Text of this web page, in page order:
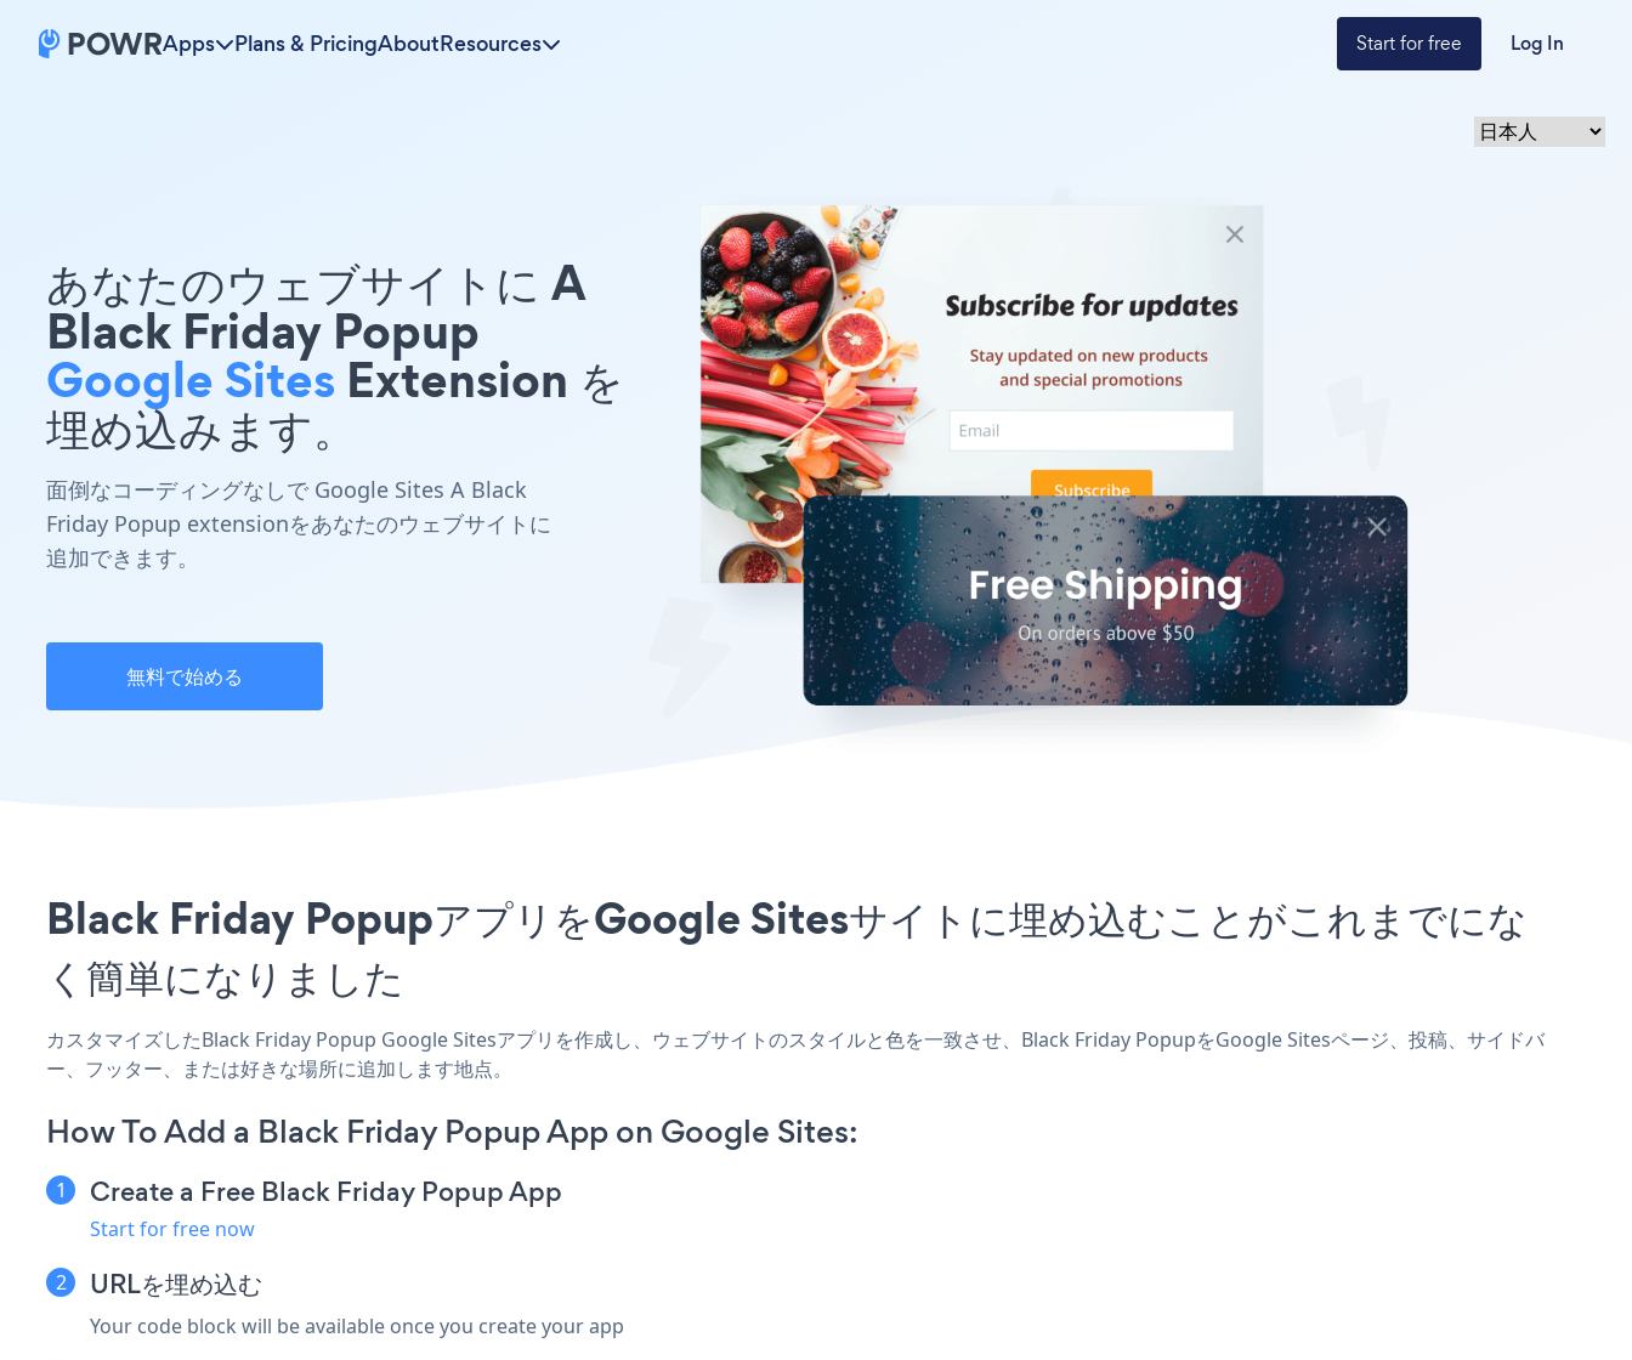
Apps Plans & PricingAboutResources Start for free Log In
あなたのウェブサイトに A
Black Friday Popup
Google Sites Extension を
埋め込みます。
面倒なコーディングなしで Google Sites A Black
Friday Popup extensionをあなたのウェブサイトに
追加できます。
無料で始める
Black Friday PopupアプリをGoogle Sitesサイトに埋め込むことがこれまでにな
く簡単になりました
カスタマイズしたBlack Friday Popup Google Sitesアプリを作成し、ウェブサイトのスタイルと色を一致させ、Black Friday PopupをGoogle Sitesページ、投稿、サイドバ
ー、フッター、または好きな場所に追加します地点。
How To Add a Black Friday Popup App on Google Sites:
Create a Free Black Friday Popup App
Start for free now
URLを埋め込む
Your code block will be available once you create your app